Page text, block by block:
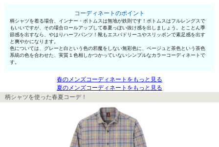
コーディネートのポイント
柄シャツを着る場合、インナー・ボトムスは無地が鉄則です！ボトムスはフルレングスで
もいいですが、その場合ロールアップして春夏っぽい抜け感を出しましょう。とことん季
節感を出すなら、やはりハーフパンツ！靴もエスパドリーユやスリッポンで素足感を出す
と爽やかになります。
色については、グレーと白という色の邪魔をしない無彩色に、ベージュと茶色という茶色
系統の色を合わせた、実質１色相しかつかっていないシンプルなカラーコーディネートで
す。
春のメンズコーディネートをもっと見る
夏のメンズコーディネートをもっと見る
柄シャツを使った春夏コーデ！